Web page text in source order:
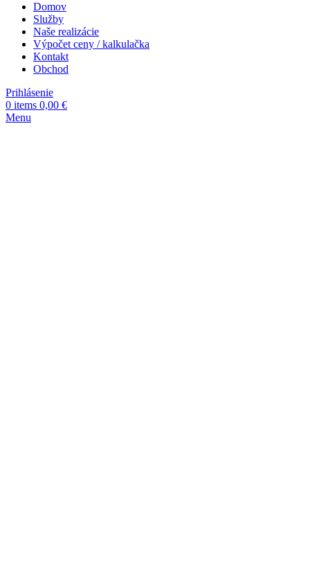
Domov
Služby
Naše realizácie
Výpočet ceny / kalkulačka
Kontakt
Obchod
Prihlásenie
0 items 0,00 €
Menu